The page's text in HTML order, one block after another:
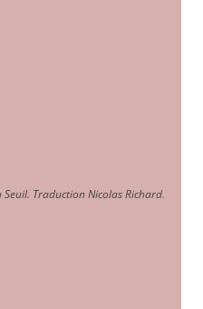
Traduction Nicolas Richard.